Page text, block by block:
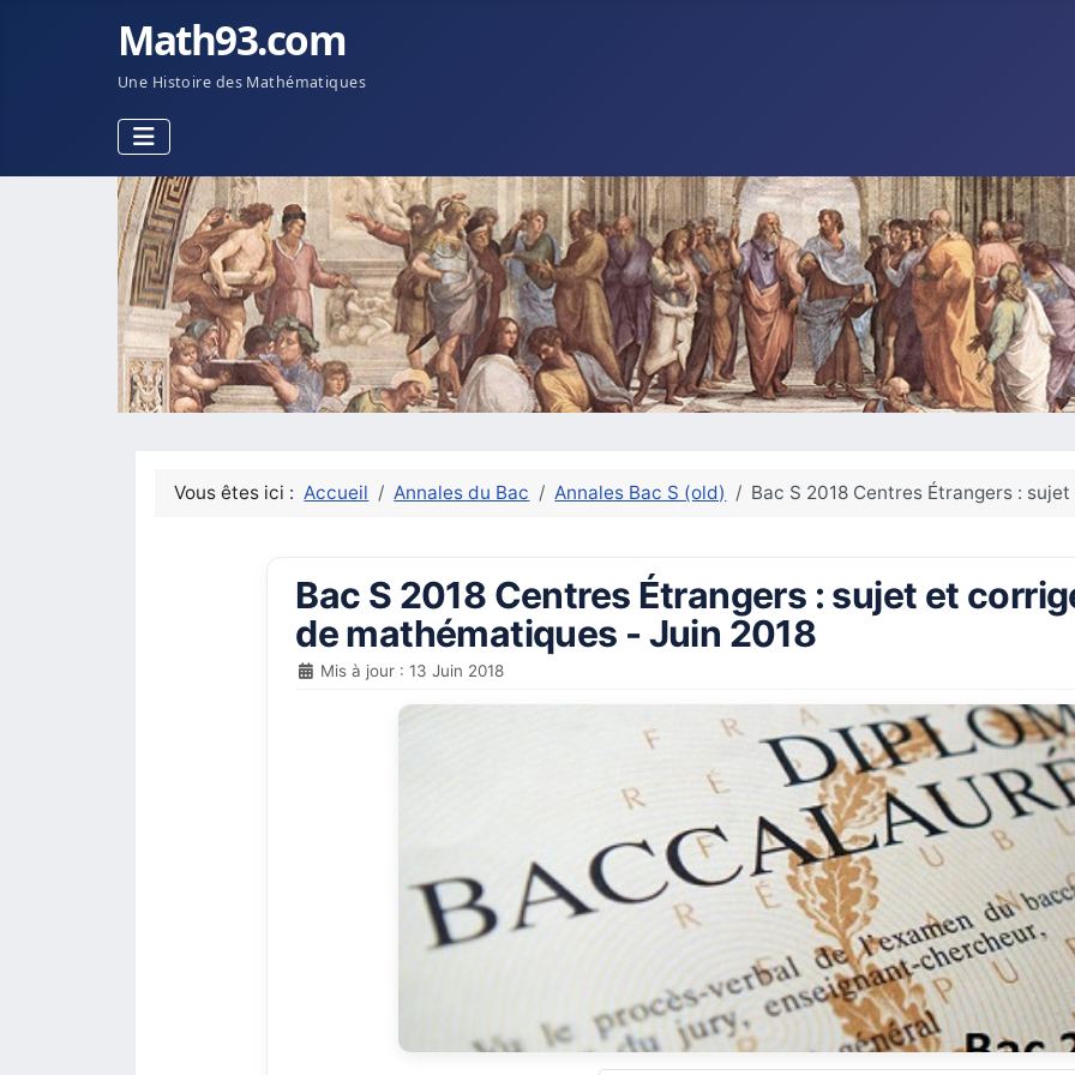
Math93.com
Une Histoire des Mathématiques
Vous êtes ici :Accueil Annales du Bac Annales Bac S (old) Bac S 2018 Centres Étrangers :
Bac S 2018 Centres Étrangers : sujet et
de mathématiques - Juin 2018
Mis à jour : 13 Juin 2018